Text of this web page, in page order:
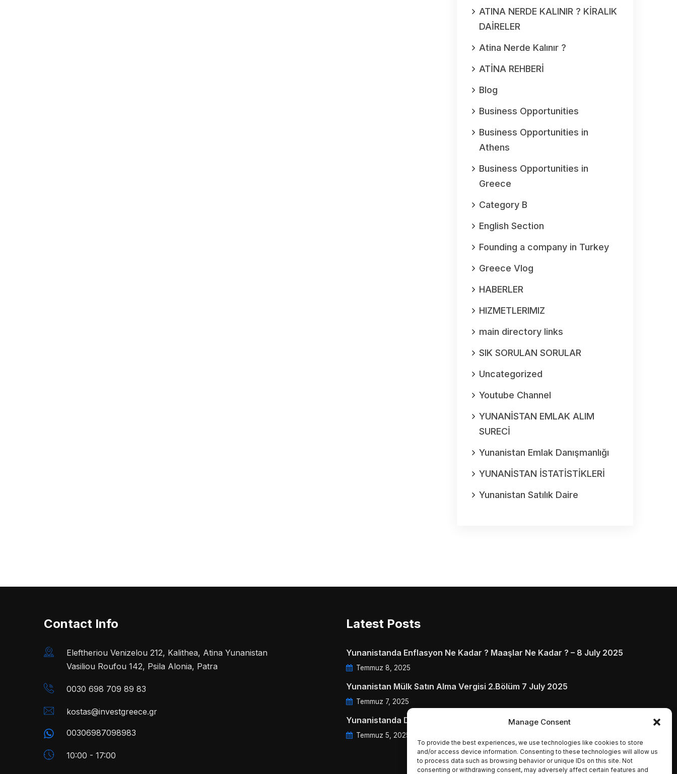
Manage Consent
To provide the best experiences, we use technologies like cookies to store
and/or access device information. Consenting to these technologies will allow us
to process data such as browsing behavior or unique IDs on this site. Not
consenting or withdrawing consent, may adversely affect certain features and
ATINA NERDE KALINIR ? KİRALIK
DAİRELER
Atina Nerde Kalınır ?
ATİNA REHBERİ
Blog
Business Opportunities
Business Opportunities in
Athens
Business Opportunities in
Greece
Category B
English Section
Founding a company in Turkey
Greece Vlog
HABERLER
HIZMETLERIMIZ
main directory links
SIK SORULAN SORULAR
Uncategorized
Youtube Channel
YUNANİSTAN EMLAK ALIM
SURECİ
Yunanistan Emlak Danışmanlığı
YUNANİSTAN İSTATİSTİKLERİ
Yunanistan Satılık Daire
Contact Info
Eleftheriou Venizelou 212, Kalithea, Atina Yunanistan
Vasiliou Roufou 142, Psila Alonia, Patra
0030 698 709 89 83
kostas@investgreece.gr
00306987098983
10:00 - 17:00
Latest Posts
Yunanistanda Enflasyon Ne Kadar ? Maaşlar Ne Kadar ? – 8 July 2025
Temmuz 8, 2025
Yunanistan Mülk Satın Alma Vergisi 2.Bölüm 7 July 2025
Temmuz 7, 2025
Yunanistanda Daire Aidatları ve Ödenmezse Ne Olur 5 July 2025
Temmuz 5, 2025